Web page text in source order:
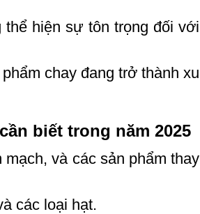
hiện sự tôn trọng đối với
chay đang trở thành xu
biết trong năm 2025
và các sản phẩm thay
các loại hạt.